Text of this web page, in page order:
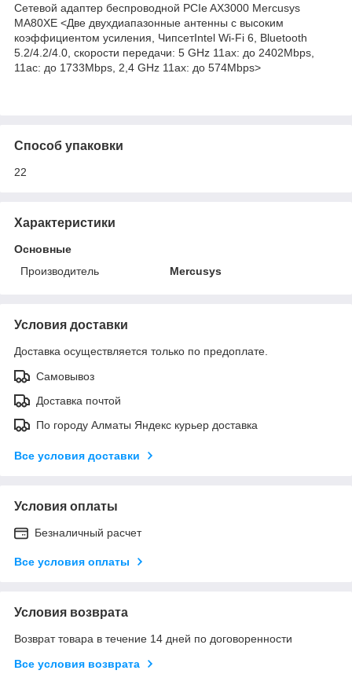
Сетевой адаптер беспроводной PCIe AX3000 Mercusys
MA80XE <Две двухдиапазонные антенны с высоким
коэффициентом усиления, ЧипсетIntel Wi-Fi 6, Bluetooth
5.2/4.2/4.0, скорости передачи: 5 GHz 11ax: до 2402Mbps,
11ac: до 1733Mbps, 2,4 GHz 11ax: до 574Mbps>
Способ упаковки
22
Характеристики
Основные
Производитель
Mercusys
Условия доставки
Доставка осуществляется только по предоплате.
Самовывоз
Доставка почтой
По городу Алматы Яндекс курьер доставка
Все условия доставки
Условия оплаты
Безналичный расчет
Все условия оплаты
Условия возврата
Возврат товара в течение 14 дней по договоренности
Все условия возврата